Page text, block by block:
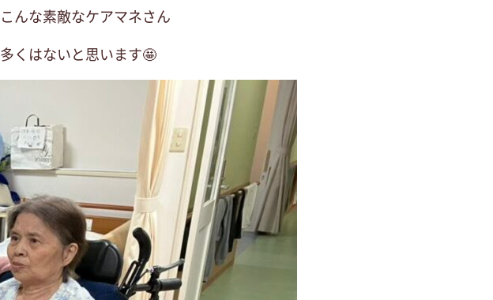
こんな素敵なケアマネさん
多くはないと思います🤩